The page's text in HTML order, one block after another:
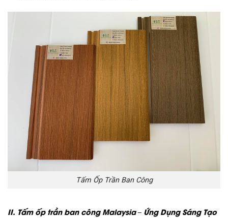
Tấm Ốp Trần Ban Công
II. Tấm ốp trần ban công Malaysia – Ứng Dụng Sáng Tạo